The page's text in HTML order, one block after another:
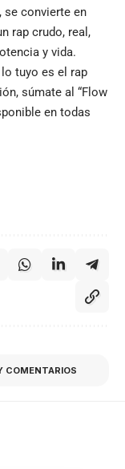
se convierte en
rap crudo, real,
y vida.
tuyo es el rap
súmate al “Flow
en todas
COMENTARIOS